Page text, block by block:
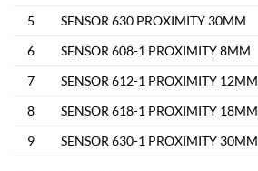
5
SENSOR 630 PROXIMITY 30MM
6
SENSOR 608-1 PROXIMITY 8MM
7
SENSOR 612-1 PROXIMITY 12MM
8
SENSOR 618-1 PROXIMITY 18MM
9
SENSOR 630-1 PROXIMITY 30MM